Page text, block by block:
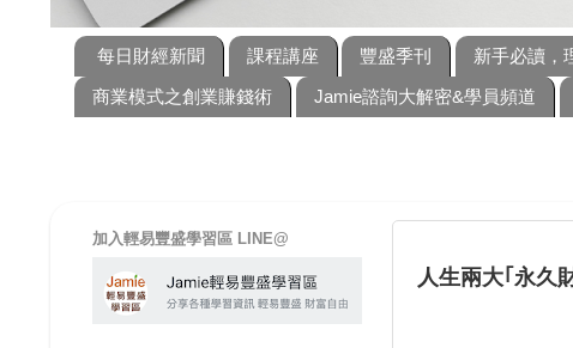
每日財經新聞 課程講座 豐盛季刊 新手必讀，
商業模式之創業賺錢術
Jamie諮詢大解密&學員頻道
人生兩大｢永久
加入輕易豐盛學習區 LINE@